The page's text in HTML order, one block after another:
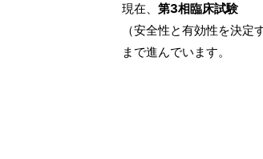
現在、 第3相臨床試験
（安全性と有効性を決定
まで進んでいます。